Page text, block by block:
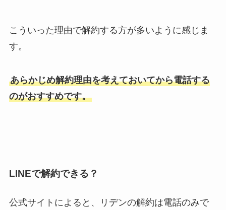
こういった理由で解約する方が多いように感じま
す。
あらかじめ解約理由を考えておいてから電話する
のがおすすめです。
LINEで解約できる？
公式サイトによると、リデンの解約は電話のみで